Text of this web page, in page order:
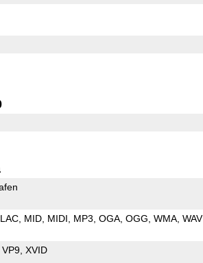
MID MIDI MP3 OGA OGG WMA WAV
VP9 XVID